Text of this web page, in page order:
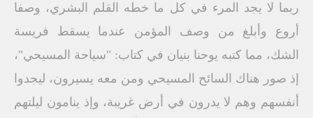
ربما لا يجد المرء في كل ما خطه القلم البشري، وصفا
أروع وأبلغ من وصف المؤمن عندما يسقط فريسة
الشك، مما كتبه يوحنا بنيان في كتاب: "سياحة المسيحي"،
إذ صور هناك السائح المسيحي ومن معه يسيرون، ليجدوا
أنفسهم وهم لا يدرون في أرض غريبة، وإذ ينامون ليلتهم